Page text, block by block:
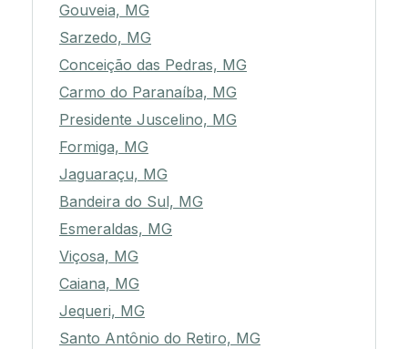
Gouveia, MG
Sarzedo, MG
Conceição das Pedras, MG
Carmo do Paranaíba, MG
Presidente Juscelino, MG
Formiga, MG
Jaguaraçu, MG
Bandeira do Sul, MG
Esmeraldas, MG
Viçosa, MG
Caiana, MG
Jequeri, MG
Santo Antônio do Retiro, MG